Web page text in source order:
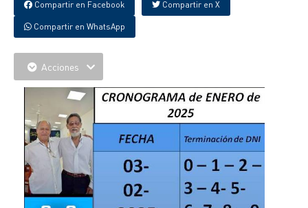
Compartir en Facebook Compartir en X
Compartir en WhatsApp
Acciones